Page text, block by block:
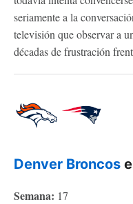
seriamente a la
televisión que observar a
décadas de frustración
Denver Broncos
Semana: 17